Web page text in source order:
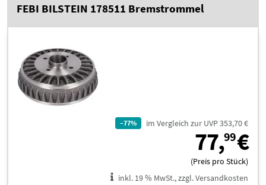
FEBI BILSTEIN 178511 Bremstrommel
–77% im Vergleich zur UVP 353,70 €
77,99€
(Preis pro Stück)
inkl. 19 % MwSt., zzgl. Versandkosten